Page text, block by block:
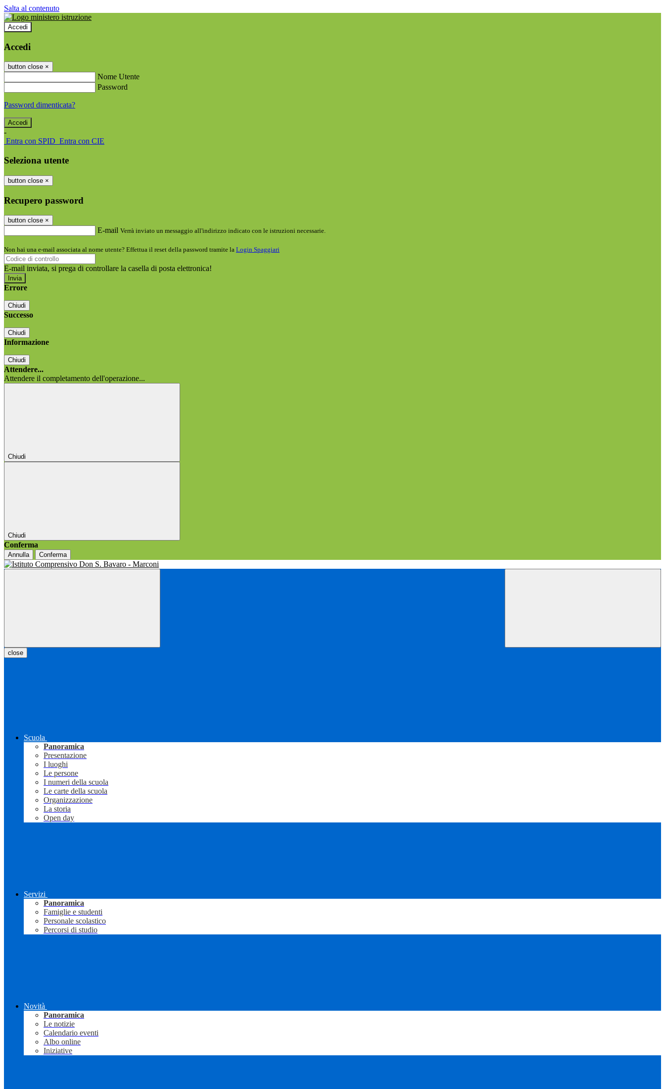
Salta al contenuto
Accedi
Accedi
button close ×
Nome Utente
Password
Password dimenticata?
-
Entra con SPID Entra con CIE
Seleziona utente
button close ×
Recupero password
button close ×
E-mail Verrà inviato un messaggio all'indirizzo indicato con le istruzioni necessarie.
Non hai una e-mail associata al nome utente? Effettua il reset della password tramite la Login Spaggiari
E-mail inviata, si prega di controllare la casella di posta elettronica!
Errore
Chiudi
Successo
Chiudi
Informazione
Chiudi
Attendere...
Attendere il completamento dell'operazione...
Chiudi
Chiudi
Conferma
Annulla Conferma
close
Scuola
Panoramica
Presentazione
I luoghi
Le persone
I numeri della scuola
Le carte della scuola
Organizzazione
La storia
Open day
Servizi
Panoramica
Famiglie e studenti
Personale scolastico
Percorsi di studio
Novità
Panoramica
Le notizie
Calendario eventi
Albo online
Iniziative